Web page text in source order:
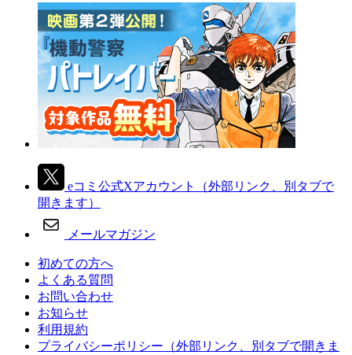
eコミ公式Xアカウント
（外部リンク、別タブで
開きます）
メールマガジン
初めての方へ
よくある質問
お問い合わせ
お知らせ
利用規約
プライバシーポリシー （外部リンク、別タブで開きま